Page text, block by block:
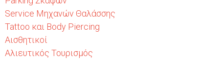
Service Μηχανών Θαλάσσης
Tattoo και Body Piercing
Αισθητικοί
Αλιευτικός Τουρισμός